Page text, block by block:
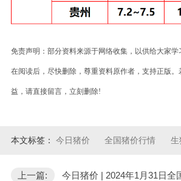
免责声明：部分资料来源于网络收集，以供给大家
在阅读后，尽快删除，尊重资料原作者，支持正版
益，请直接留言，立刻删除!
本文标签： 今日猪价 全国猪价行情 生
上一篇: 今日猪价 | 2024年1月31日全